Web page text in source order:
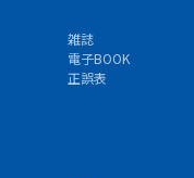
雑誌
電子BOOK
正誤表